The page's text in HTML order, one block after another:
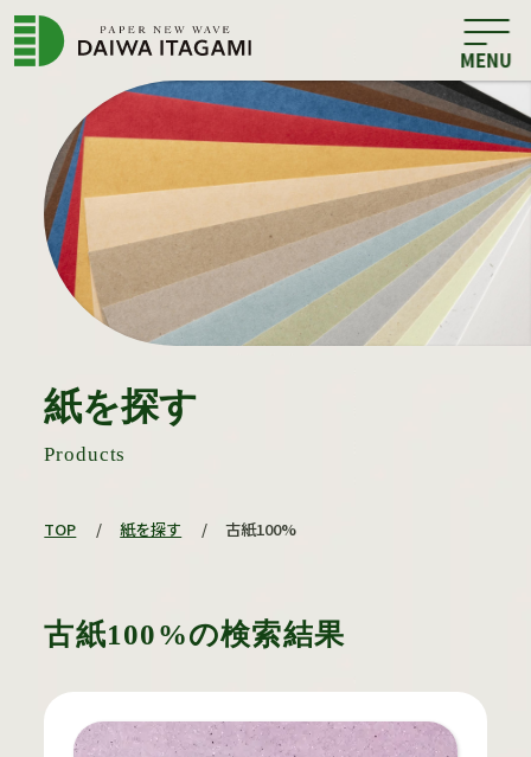
紙を探す
Products
TOP / 紙を探す / 古紙100%
古紙100%の検索結果